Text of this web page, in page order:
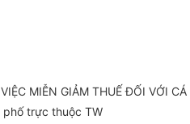
MIỄN GIẢM THUẾ ĐỐI VỚI
trực thuộc TW